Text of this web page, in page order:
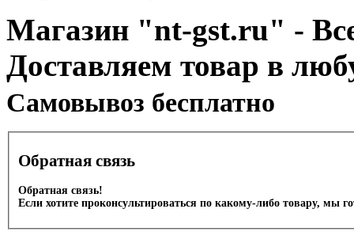
Магазин "nt-gst.ru" -
Доставляем товар в
Cамовывоз бесплатно
Обратная связь
Обратная связь!
Если хотите проконсультироваться по какому-либо товару, мы